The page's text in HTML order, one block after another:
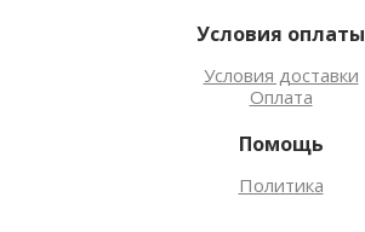
Условия оплаты
Условия доставки
Оплата
Помощь
Политика